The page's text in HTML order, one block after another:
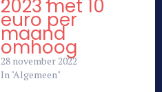
2023 met 10
euro per
maand
omhoog
28 november 2022
In "Algemeen"